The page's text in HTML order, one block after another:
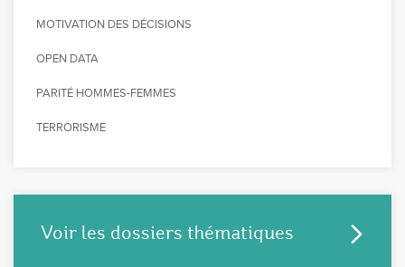
MOTIVATION DES DÉCISIONS
OPEN DATA
PARITÉ HOMMES-FEMMES
TERRORISME
Voir les dossiers thématiques